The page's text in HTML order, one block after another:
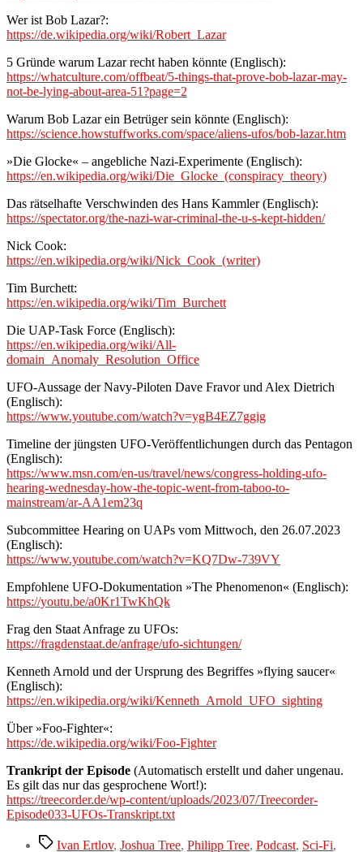
Wer ist Bob Lazar?:
https://de.wikipedia.org/wiki/Robert_Lazar
5 Gründe warum Lazar recht haben könnte (Englisch):
https://whatculture.com/offbeat/5-things-that-prove-bob-lazar-may-
not-be-lying-about-area-51?page=2
Warum Bob Lazar ein Betrüger sein könnte (Englisch):
https://science.howstuffworks.com/space/aliens-ufos/bob-lazar.htm
»Die Glocke« – angebliche Nazi-Experimente (Englisch):
https://en.wikipedia.org/wiki/Die_Glocke_(conspiracy_theory)
Das rätselhafte Verschwinden des Hans Kammler (Englisch):
https://spectator.org/the-nazi-war-criminal-the-u-s-kept-hidden/
Nick Cook:
https://en.wikipedia.org/wiki/Nick_Cook_(writer)
Tim Burchett:
https://en.wikipedia.org/wiki/Tim_Burchett
Die UAP-Task Force (Englisch):
https://en.wikipedia.org/wiki/All-
domain_Anomaly_Resolution_Office
UFO-Aussage der Navy-Piloten Dave Fravor und Alex Dietrich
(Englisch):
https://www.youtube.com/watch?v=ygB4EZ7ggig
Timeline der jüngsten UFO-Veröffentlichungen durch das Pentagon
(Englisch):
https://www.msn.com/en-us/travel/news/congress-holding-ufo-
hearing-wednesday-how-the-topic-went-from-taboo-to-
mainstream/ar-AA1em23q
Subcommittee Hearing on UAPs vom Mittwoch, den 26.07.2023
(Englisch):
https://www.youtube.com/watch?v=KQ7Dw-739VY
Empfohlene UFO-Dokumentation »The Phenomenon« (Englisch):
https://youtu.be/a0Kr1TwKhQk
Frag den Staat Anfrage zu UFOs:
https://fragdenstaat.de/anfrage/ufo-sichtungen/
Kenneth Arnold und der Ursprung des Begriffes »flying saucer«
(Englisch):
https://en.wikipedia.org/wiki/Kenneth_Arnold_UFO_sighting
Über »Foo-Fighter«:
https://de.wikipedia.org/wiki/Foo-Fighter
Trankript der Episode (Automatisch erstellt und daher ungenau.
Es gilt das nur das gesprochene Wort!):
https://treecorder.de/wp-content/uploads/2023/07/Treecorder-
Episode033-UFOs-Transkript.txt
Schlagwörter
Ivan Ertlov, Joshua Tree, Philipp Tree, Podcast, Sci-Fi,